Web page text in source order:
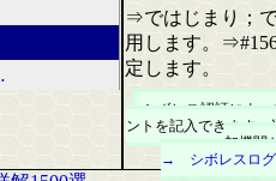
⇒ではじまり；
用します。
定します。
シボレス認証によ
ントを記入できます
加機関
→ シボレスログ